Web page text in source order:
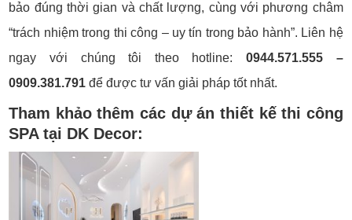
bảo đúng thời gian và chất lượng, cùng với phương châm
“trách nhiệm trong thi công – uy tín trong bảo hành”. Liên hệ
ngay với chúng tôi theo hotline: 0944.571.555 –
0909.381.791 để được tư vấn giải pháp tốt nhất.
Tham khảo thêm các dự án thiết kế thi công
SPA tại DK Decor: